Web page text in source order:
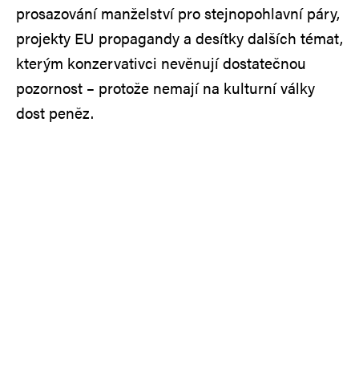
prosazování manželství pro stejnopohlavní páry,
projekty EU propagandy a desítky dalších témat,
kterým konzervativci nevěnují dostatečnou
pozornost – protože nemají na kulturní války
dost peněz.